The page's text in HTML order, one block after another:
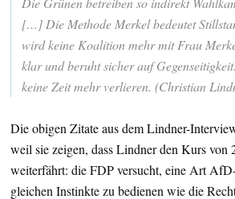
[…] Die Methode Merkel bedeutet
wird keine Koalition mehr mit Frau
klar und beruht sicher auf
keine Zeit mehr verlieren. (Christian
Die obigen Zitate aus dem Lindner-
weil sie zeigen, dass Lindner den Kurs von
weiterfährt: die FDP versucht, eine Art
gleichen Instinkte zu bedienen wie die